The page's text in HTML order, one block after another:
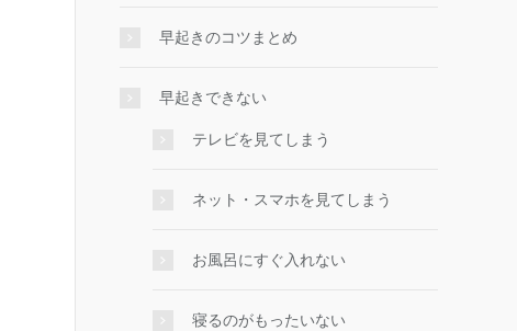
早起きのコツまとめ
早起きできない
テレビを見てしまう
ネット・スマホを見てしまう
お風呂にすぐ入れない
寝るのがもったいない